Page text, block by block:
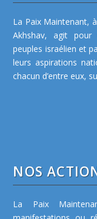
La Paix Maintenant,
Akhshav, agit
peuples israélien et
leurs aspirations
chacun d’entre eux,
NOS
La Paix